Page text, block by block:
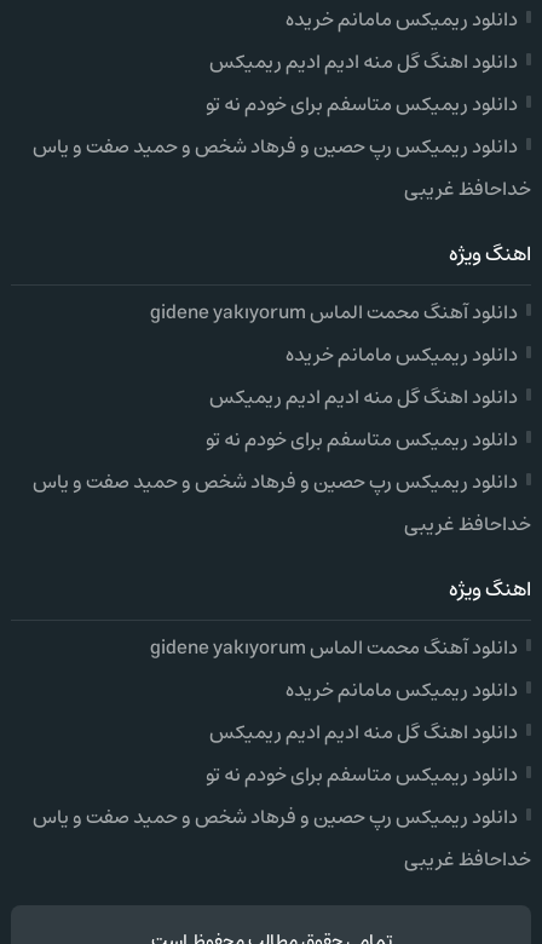
دانلود ریمیکس مامانم خریده
دانلود اهنگ گل منه ادیم ادیم ریمیکس
دانلود ریمیکس متاسفم برای خودم نه تو
دانلود ریمیکس رپ حصین و فرهاد شخص و حمید صفت و یاس
خداحافظ غریبی
اهنگ ویژه
دانلود آهنگ محمت الماس gidene yakıyorum
دانلود ریمیکس مامانم خریده
دانلود اهنگ گل منه ادیم ادیم ریمیکس
دانلود ریمیکس متاسفم برای خودم نه تو
دانلود ریمیکس رپ حصین و فرهاد شخص و حمید صفت و یاس
خداحافظ غریبی
اهنگ ویژه
دانلود آهنگ محمت الماس gidene yakıyorum
دانلود ریمیکس مامانم خریده
دانلود اهنگ گل منه ادیم ادیم ریمیکس
دانلود ریمیکس متاسفم برای خودم نه تو
دانلود ریمیکس رپ حصین و فرهاد شخص و حمید صفت و یاس
خداحافظ غریبی